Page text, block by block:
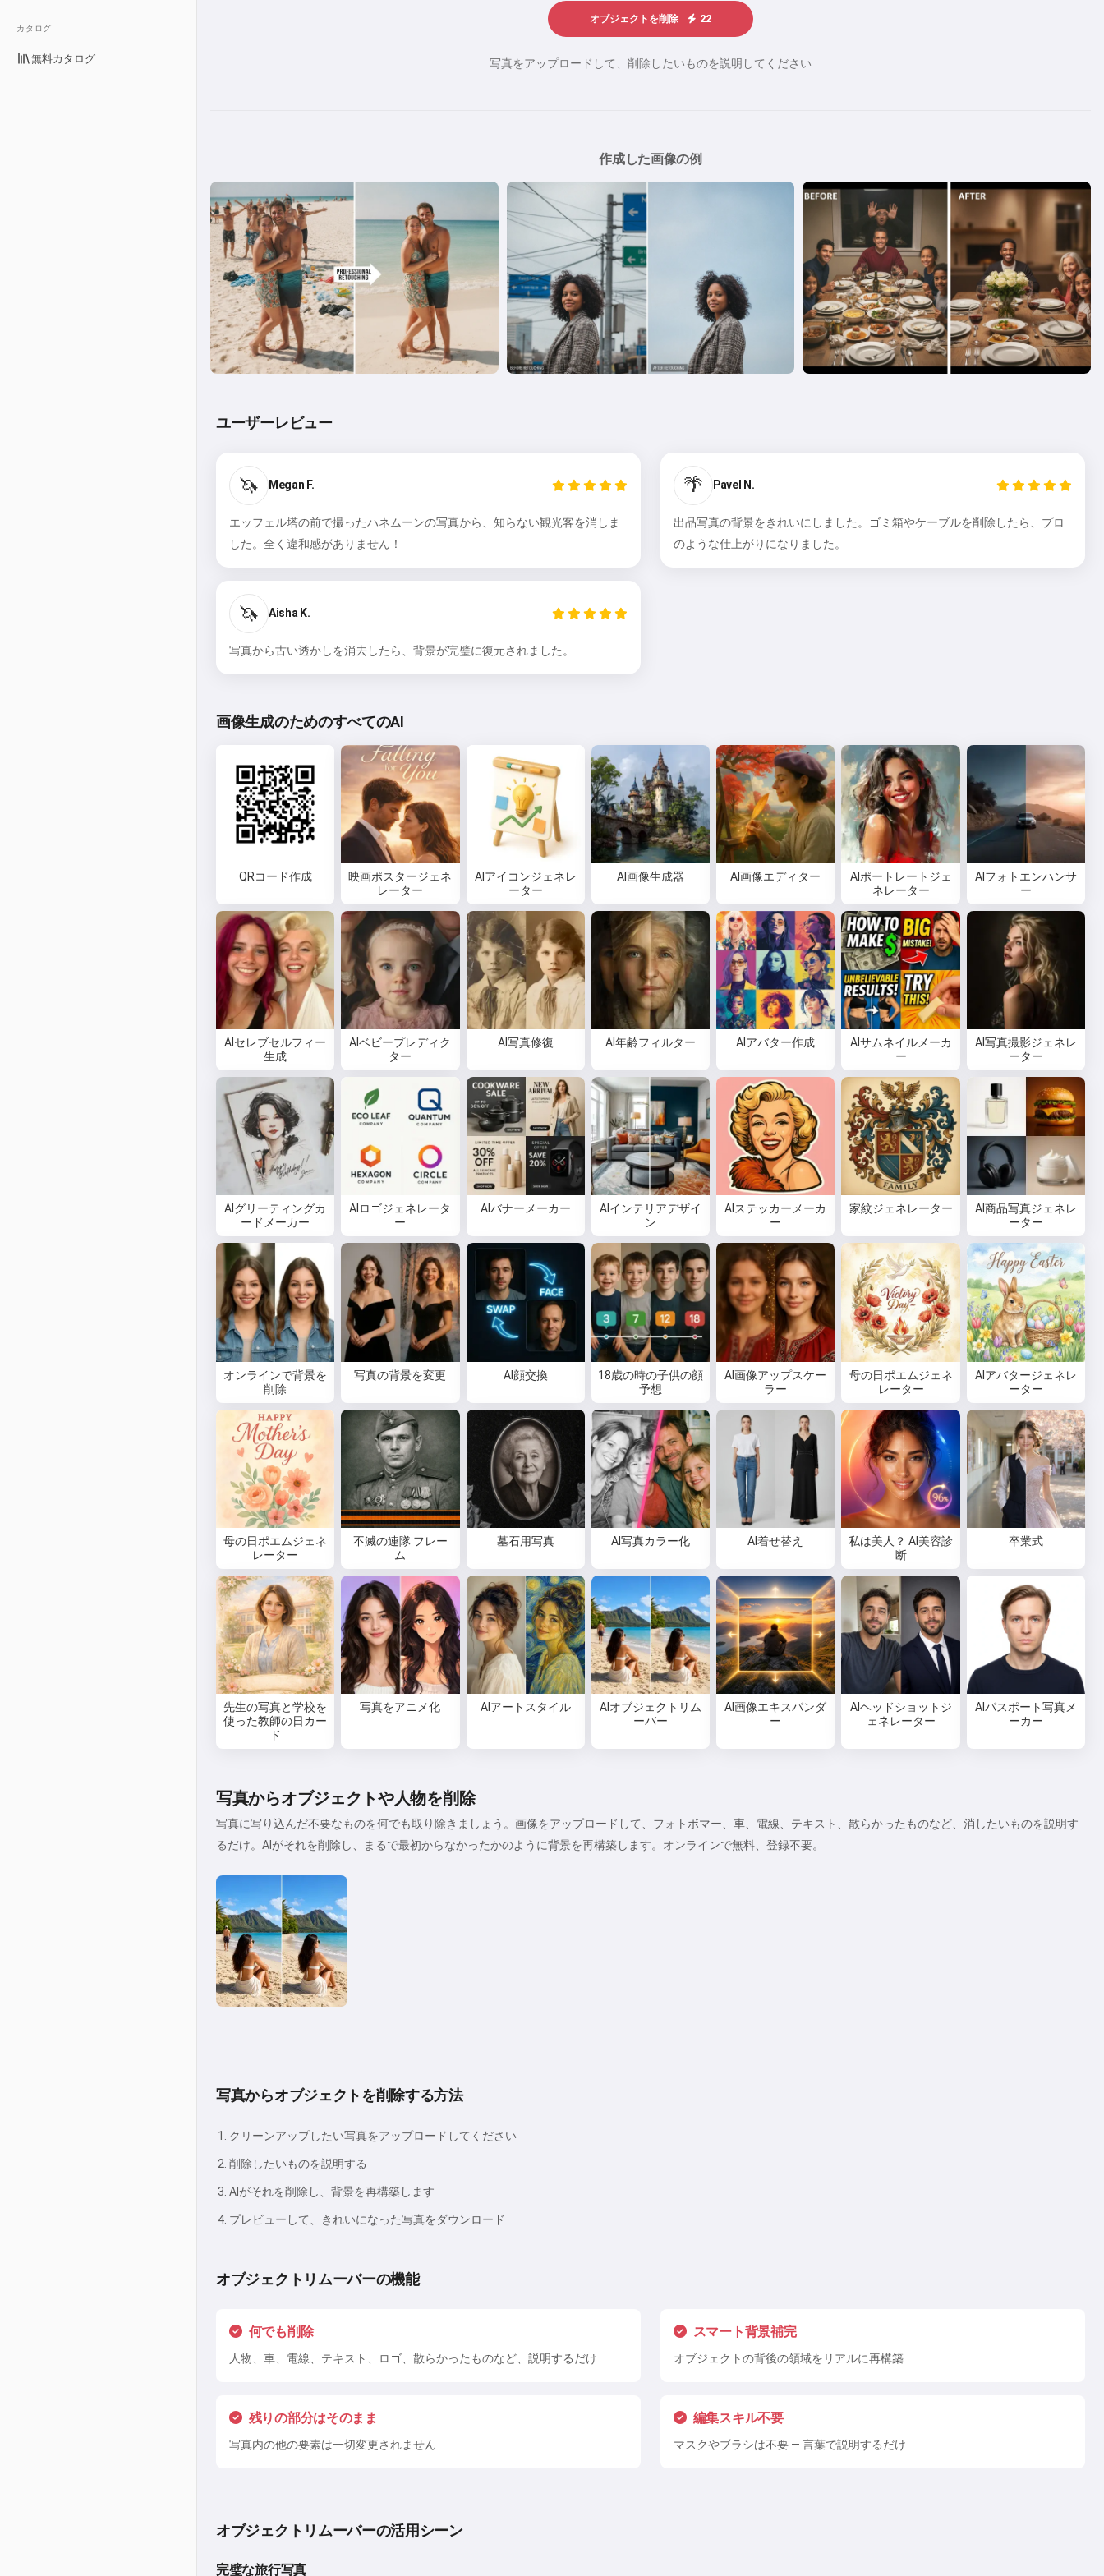
カタログ
無料カタログ
オブジェクトを削除 22
写真をアップロードして、削除したいものを説明してください
作成した画像の例
ユーザーレビュー
🦄 Megan F.
エッフェル塔の前で撮ったハネムーンの写真から、知らない観光客を消しま
した。全く違和感がありません！
🌴 Pavel N.
出品写真の背景をきれいにしました。ゴミ箱やケーブルを削除したら、プロ
のような仕上がりになりました。
🦄 Aisha K.
写真から古い透かしを消去したら、背景が完璧に復元されました。
画像生成のためのすべてのAI
QRコード作成
映画ポスタージェネ
レーター
AIアイコンジェネレ
ーター
AI画像生成器 AI画像エディター
AIポートレートジェ
ネレーター
AIフォトエンハンサ
ー
AIセレブセルフィー
生成
AIベビープレディク
ター
AI写真修復 AI年齢フィルター AIアバター作成
AIサムネイルメーカ
ー
AI写真撮影ジェネレ
ーター
AIグリーティングカ
ードメーカー
AIロゴジェネレータ
ー
AIバナーメーカー
AIインテリアデザイ
ン
AIステッカーメーカ
ー
家紋ジェネレーター
AI商品写真ジェネレ
ーター
オンラインで背景を
削除
写真の背景を変更 AI顔交換
18歳の時の子供の顔
予想
AI画像アップスケー
ラー
母の日ポエムジェネ
レーター
AIアバタージェネレ
ーター
母の日ポエムジェネ
レーター
不滅の連隊 フレー
ム
墓石用写真 AI写真カラー化 AI着せ替え
私は美人？ AI美容診
断
卒業式
先生の写真と学校を
使った教師の日カー
ド
写真をアニメ化 AIアートスタイル
AIオブジェクトリム
ーバー
AI画像エキスパンダ
ー
AIヘッドショットジ
ェネレーター
AIパスポート写真メ
ーカー
写真からオブジェクトや人物を削除
写真に写り込んだ不要なものを何でも取り除きましょう。画像をアップロードして、フォトボマー、車、電線、テキスト、散らかったものなど、消したいものを説明す
るだけ。AIがそれを削除し、まるで最初からなかったかのように背景を再構築します。オンラインで無料、登録不要。
写真からオブジェクトを削除する方法
クリーンアップしたい写真をアップロードしてください
削除したいものを説明する
AIがそれを削除し、背景を再構築します
プレビューして、きれいになった写真をダウンロード
オブジェクトリムーバーの機能
何でも削除
人物、車、電線、テキスト、ロゴ、散らかったものなど、説明するだけ
スマート背景補完
オブジェクトの背後の領域をリアルに再構築
残りの部分はそのまま
写真内の他の要素は一切変更されません
編集スキル不要
マスクやブラシは不要 — 言葉で説明するだけ
オブジェクトリムーバーの活用シーン
完璧な旅行写真
こんにちは 👋
私は歌を作成したり、詩やお祝い
メッセージを書けます🥰
無料でお試しください
同意します:利用規約,
プライバシーポリシー,
返金ポリシー